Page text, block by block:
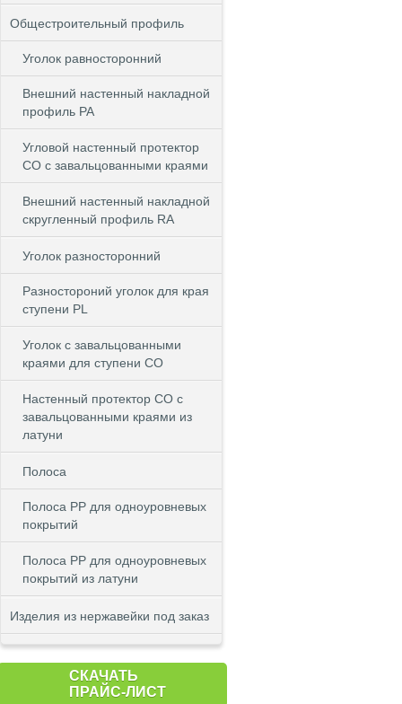
Общестроительный профиль
Уголок равносторонний
Внешний настенный накладной
профиль РА
Угловой настенный протектор
СО с завальцованными краями
Внешний настенный накладной
скругленный профиль RА
Уголок разносторонний
Разностороний уголок для края
ступени PL
Уголок с завальцованными
краями для ступени CO
Настенный протектор СО с
завальцованными краями из
латуни
Полоса
Полоса PP для одноуровневых
покрытий
Полоса PP для одноуровневых
покрытий из латуни
Изделия из нержавейки под заказ
СКАЧАТЬ
ПРАЙС-ЛИСТ